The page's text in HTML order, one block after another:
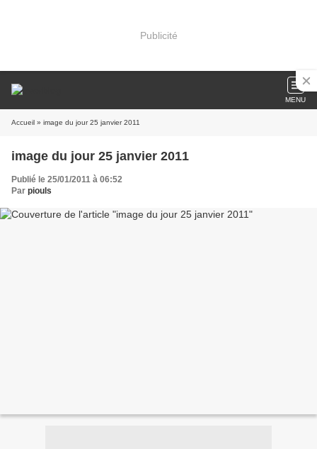
Publicité
MENU
Accueil » image du jour 25 janvier 2011
image du jour 25 janvier 2011
Publié le 25/01/2011 à 06:52
Par piouls